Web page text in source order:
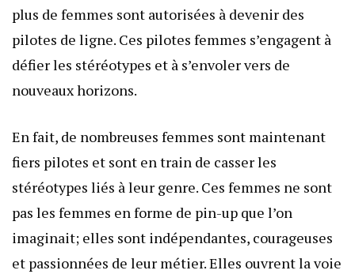
plus de femmes sont autorisées à devenir des
pilotes de ligne. Ces pilotes femmes s’engagent à
défier les stéréotypes et à s’envoler vers de
nouveaux horizons.
En fait, de nombreuses femmes sont maintenant
fiers pilotes et sont en train de casser les
stéréotypes liés à leur genre. Ces femmes ne sont
pas les femmes en forme de pin-up que l’on
imaginait; elles sont indépendantes, courageuses
et passionnées de leur métier. Elles ouvrent la voie